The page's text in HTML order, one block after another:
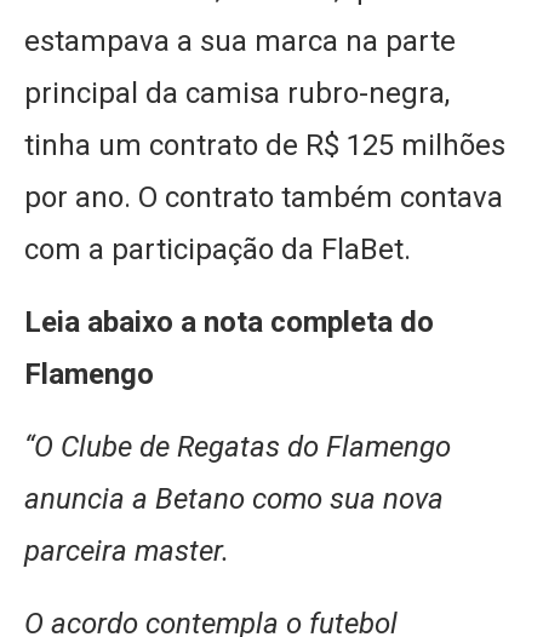
estampava a sua marca na parte
principal da camisa rubro-negra,
tinha um contrato de R$ 125 milhões
por ano. O contrato também contava
com a participação da FlaBet.
Leia abaixo a nota completa do
Flamengo
“O Clube de Regatas do Flamengo
anuncia a Betano como sua nova
parceira master.
O acordo contempla o futebol